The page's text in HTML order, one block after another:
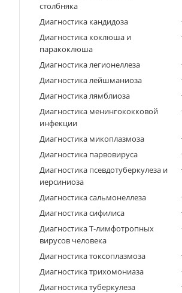
столбняка
Диагностика кандидоза
Диагностика коклюша и
паракоклюша
Диагностика легионеллеза
Диагностика лейшманиоза
Диагностика лямблиоза
Диагностика менингококковой
инфекции
Диагностика микоплазмоза
Диагностика парвовируса
Диагностика псевдотуберкулеза и
иерсиниоза
Диагностика сальмонеллеза
Диагностика сифилиса
Диагностика Т-лимфотропных
вирусов человека
Диагностика токсоплазмоза
Диагностика трихомониаза
Диагностика туберкулеза